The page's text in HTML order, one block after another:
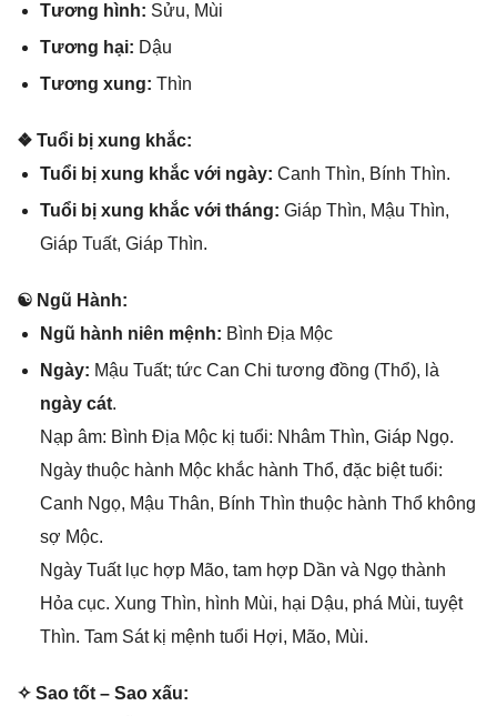
Tươnɡ hình: Sửu, Mùi
Tươnɡ hại: Dậu
Tươnɡ xung: Thìn
❖ Tuổi bị xunɡ khắc:
Tuổi bị xunɡ khắc với ngày: Canh Thìn, Bính Thìn.
Tuổi bị xunɡ khắc với tháng: Giáp Thìn, Mậu Thìn,
Giáp Tuất, Giáp Thìn.
☯ Ngũ Hành:
Ngũ hành niên mệnh: Bình Địa Mộc
Ngày: Mậu Tuất; tức Can Chi tươnɡ đồnɡ (Thổ), là
ngày cát.
Nạp âm: Bình Địa Mộc kị tuổi: Nhâm Thìn, Giáp Ngọ.
Ngày thuộc hành Mộc khắc hành Thổ, đặc biệt tuổi:
Canh Ngọ, Mậu Thân, Bính Thìn thuộc hành Thổ khônɡ
ѕợ Mộc.
Ngày Tuất lục hợp Mão, tam hợp Dần và Ngọ thành
Hỏa cục. Xunɡ Thìn, hình Mùi, hại Dậu, phá Mùi, tuyệt
Thìn. Tam Sát kị mệnh tuổi Hợi, Mão, Mùi.
✧ Sao tốt – Sao xấu: